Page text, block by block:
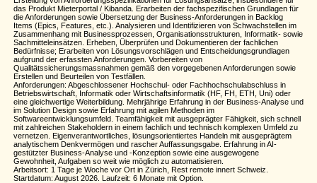
das Produkt Mieterportal / Kibanda. Erarbeiten der fachspezifischen Grundlagen für
die Anforderungen sowie Übersetzung der Business-Anforderungen in Backlog
Items (Epics, Features, etc.). Analysieren und Identifizieren von Schwachstellen im
Zusammenhang mit Businessprozessen, Organisationsstrukturen, Informatik- sowie
Sachmitteleinsätzen. Erheben, Überprüfen und Dokumentieren der fachlichen
Bedürfnisse; Erarbeiten von Lösungsvorschlägen und Entscheidungsgrundlagen
aufgrund der erfassten Anforderungen. Vorbereiten von
Qualitätssicherungsmassnahmen gemäß den vorgegebenen Anforderungen sowie
Erstellen und Beurteilen von Testfällen.
Anforderungen: Abgeschlossener Hochschul- oder Fachhochschulabschluss in
Betriebswirtschaft, Informatik oder Wirtschaftsinformatik (HF, FH, ETH, Uni) oder
eine gleichwertige Weiterbildung. Mehrjährige Erfahrung in der Business-Analyse und
im Solution Design sowie Erfahrung mit agilen Methoden im
Softwareentwicklungsumfeld. Teamfähigkeit mit ausgeprägter Fähigkeit, sich schnell
mit zahlreichen Stakeholdern in einem fachlich und technisch komplexen Umfeld zu
vernetzen. Eigenverantwortliches, lösungsorientiertes Handeln mit ausgeprägtem
analytischem Denkvermögen und rascher Auffassungsgabe. Erfahrung in AI-
gestützter Business-Analyse und -Konzeption sowie eine ausgewogene
Gewohnheit, Aufgaben so weit wie möglich zu automatisieren.
Arbeitsort: 1 Tage je Woche vor Ort in Zürich, Rest remote innert Schweiz.
Startdatum: August 2026. Laufzeit: 6 Monate mit Option.